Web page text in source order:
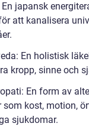
En japansk
att kanalisera
En holistisk
kropp, sinne och
En form av
som kost, motion,
sjukdomar.